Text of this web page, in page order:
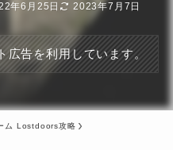
年6月25日 2023年7月7日
告を利用しています。
ム Lostdoors攻略